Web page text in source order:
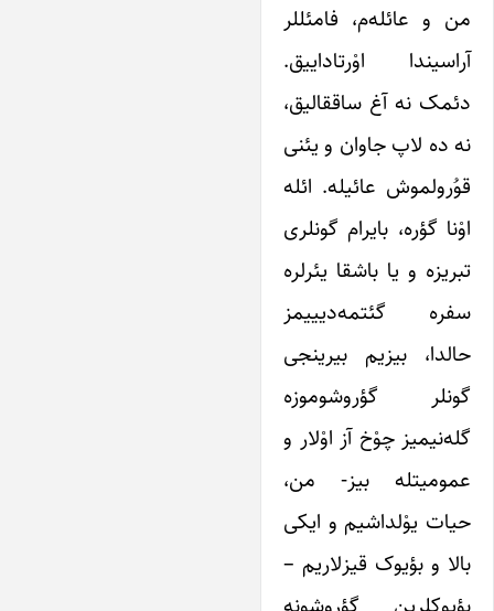
من و عائله‌م، فامئللر
آراسیندا اوْرتاداییق.
دئمک نه آغ ساققالیق،
نه ده لاپ جاوان و یئنی
قوُرولموش عائیله. ائله
اوْنا گؤره، بایرام گونلری
تبریزه و یا باشقا یئرلره
سفره گئتمه‌دیییمز
حالدا، بیزیم بیرینجی
گونلر گؤروشوموزه
گله‌نیمیز چوْخ آز اوْلار و
عمومیتله بیز- من،
حیات یوْلداشیم و ایکی
بالا و بؤیوک قیزلاریم –